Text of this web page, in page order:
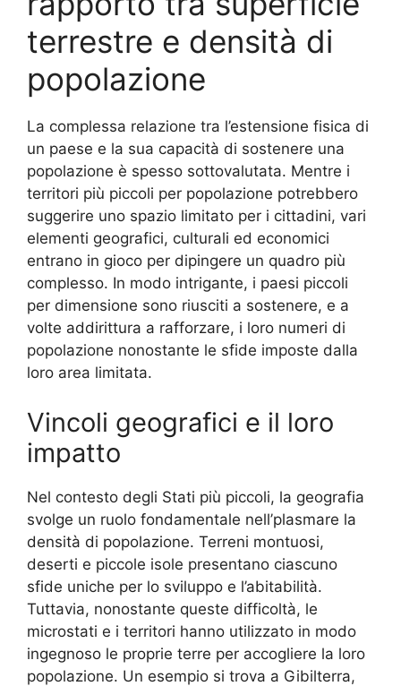
terrestre e densità di
popolazione
La complessa relazione tra l’estensione fisica di
un paese e la sua capacità di sostenere una
popolazione è spesso sottovalutata. Mentre i
territori più piccoli per popolazione potrebbero
suggerire uno spazio limitato per i cittadini, vari
elementi geografici, culturali ed economici
entrano in gioco per dipingere un quadro più
complesso. In modo intrigante, i paesi piccoli
per dimensione sono riusciti a sostenere, e a
volte addirittura a rafforzare, i loro numeri di
popolazione nonostante le sfide imposte dalla
loro area limitata.
Vincoli geografici e il loro
impatto
Nel contesto degli Stati più piccoli, la geografia
svolge un ruolo fondamentale nell’plasmare la
densità di popolazione. Terreni montuosi,
deserti e piccole isole presentano ciascuno
sfide uniche per lo sviluppo e l’abitabilità.
Tuttavia, nonostante queste difficoltà, le
microstati e i territori hanno utilizzato in modo
ingegnoso le proprie terre per accogliere la loro
popolazione. Un esempio si trova a Gibilterra,